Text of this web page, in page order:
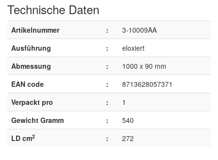
Technische Daten
Artikelnummer :
3-10009AA
Ausführung
:
eloxiert
Abmessung
:
1000 x 90 mm
EAN code
:
8713628057371
Verpackt pro
:
1
Gewicht Gramm
:
540
LD cm2 : 272